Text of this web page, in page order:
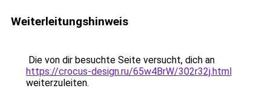
Weiterleitungshinweis
Die von dir besuchte Seite versucht, dich an
https://crocus-design.ru/65w4BrW/302r32j.html
weiterzuleiten.